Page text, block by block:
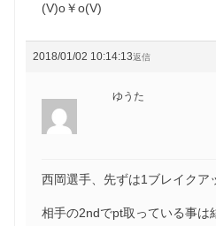
(V)o￥o(V)
2018/01/02 10:14:13返信
ゆうた
西岡選手、先ずは1ブレイクア
相手の2ndでpt取っている事は